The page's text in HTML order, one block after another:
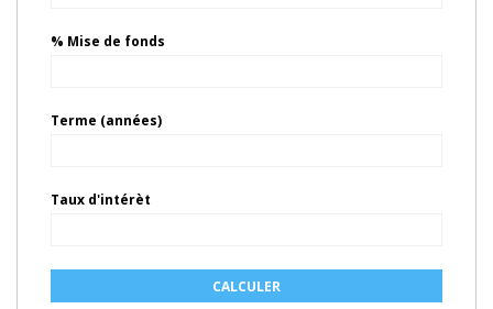
% Mise de fonds
Terme (années)
Taux d'intérèt
CALCULER